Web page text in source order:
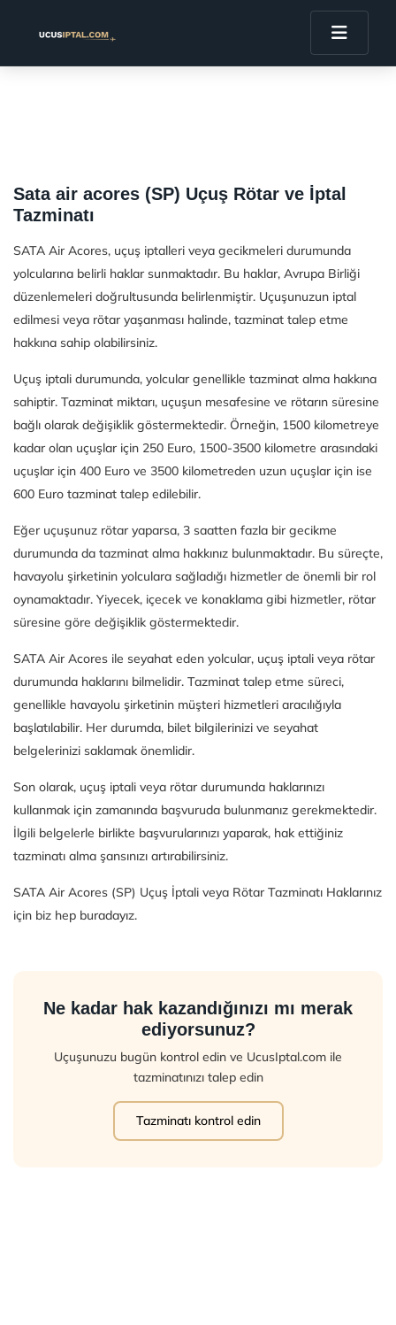
Sata air acores (SP) Uçuş Rötar ve İptal
Tazminatı
SATA Air Acores, uçuş iptalleri veya gecikmeleri durumunda
yolcularına belirli haklar sunmaktadır. Bu haklar, Avrupa Birliği
düzenlemeleri doğrultusunda belirlenmiştir. Uçuşunuzun iptal
edilmesi veya rötar yaşanması halinde, tazminat talep etme
hakkına sahip olabilirsiniz.
Uçuş iptali durumunda, yolcular genellikle tazminat alma hakkına
sahiptir. Tazminat miktarı, uçuşun mesafesine ve rötarın süresine
bağlı olarak değişiklik göstermektedir. Örneğin, 1500 kilometreye
kadar olan uçuşlar için 250 Euro, 1500-3500 kilometre arasındaki
uçuşlar için 400 Euro ve 3500 kilometreden uzun uçuşlar için ise
600 Euro tazminat talep edilebilir.
Eğer uçuşunuz rötar yaparsa, 3 saatten fazla bir gecikme
durumunda da tazminat alma hakkınız bulunmaktadır. Bu süreçte,
havayolu şirketinin yolculara sağladığı hizmetler de önemli bir rol
oynamaktadır. Yiyecek, içecek ve konaklama gibi hizmetler, rötar
süresine göre değişiklik göstermektedir.
SATA Air Acores ile seyahat eden yolcular, uçuş iptali veya rötar
durumunda haklarını bilmelidir. Tazminat talep etme süreci,
genellikle havayolu şirketinin müşteri hizmetleri aracılığıyla
başlatılabilir. Her durumda, bilet bilgilerinizi ve seyahat
belgelerinizi saklamak önemlidir.
Son olarak, uçuş iptali veya rötar durumunda haklarınızı
kullanmak için zamanında başvuruda bulunmanız gerekmektedir.
İlgili belgelerle birlikte başvurularınızı yaparak, hak ettiğiniz
tazminatı alma şansınızı artırabilirsiniz.
SATA Air Acores (SP) Uçuş İptali veya Rötar Tazminatı Haklarınız
için biz hep buradayız.
Ne kadar hak kazandığınızı mı merak
ediyorsunuz?
Uçuşunuzu bugün kontrol edin ve UcusIptal.com ile
tazminatınızı talep edin
Tazminatı kontrol edin